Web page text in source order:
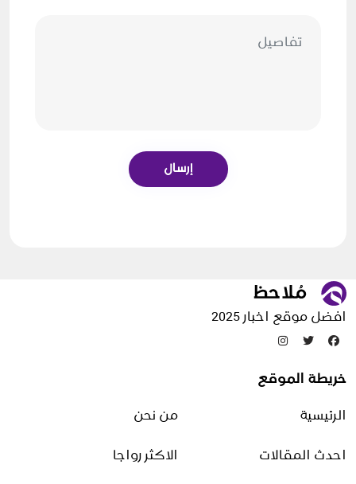
إرسال
افضل موقع اخبار 2025
خريطة الموقع
الرئيسية من نحن
احدث المقالات الاكثر رواجا